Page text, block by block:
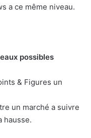
a ce même niveau.
possibles
& Figures un
un marché a suivre
hausse.